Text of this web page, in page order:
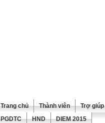
Trang chủ Thành viên Trợ giúp
PGDTC
HND DIEM 2015